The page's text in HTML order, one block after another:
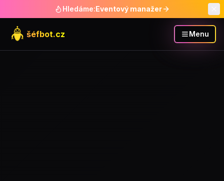
Hledáme:Eventový manažer
šéfbot.cz Menu